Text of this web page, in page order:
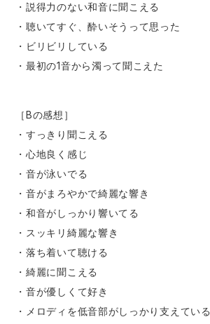
・説得力のない和音に聞こえる
・聴いてすぐ、酔いそうって思った
・ビリビリしている
・最初の1音から濁って聞こえた
［Bの感想］
・すっきり聞こえる
・心地良く感じ
・音が泳いでる
・音がまろやかで綺麗な響き
・和音がしっかり響いてる
・スッキリ綺麗な響き
・落ち着いて聴ける
・綺麗に聞こえる
・音が優しくて好き
・メロディを低音部がしっかり支えている